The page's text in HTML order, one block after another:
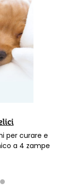
per curare e
amico a 4 zampe